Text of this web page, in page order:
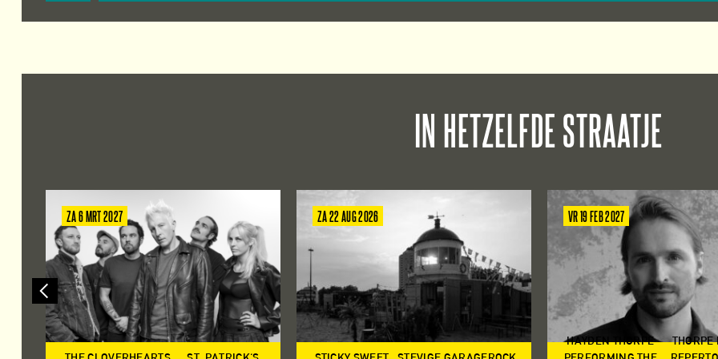
IN HETZELFDE STRAATJE
ZA 6 MRT 2027 ZA 22 AUG 2026 VR 19 FEB 2027
HAYDEN THORPE
THORPE